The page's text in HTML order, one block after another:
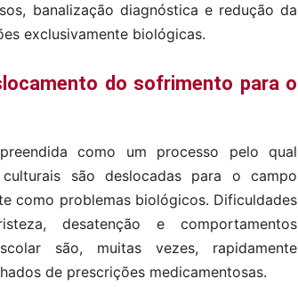
banalização diagnóstica e redução da
exclusivamente biológicas.
do sofrimento para o
como um processo pelo qual
são deslocadas para o campo
como problemas biológicos. Dificuldades
desatenção e comportamentos
são, muitas vezes, rapidamente
de prescrições medicamentosas.